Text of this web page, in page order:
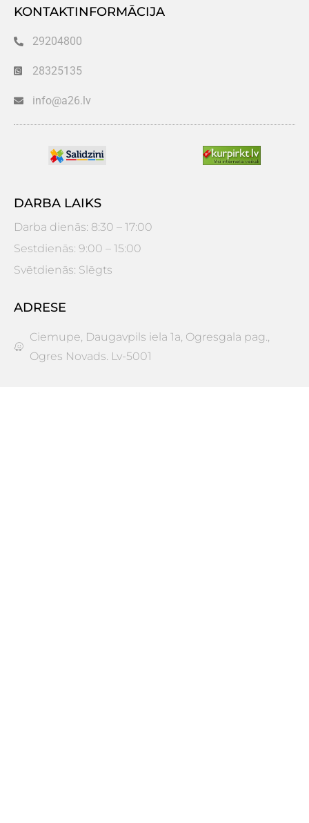
KONTAKTINFORMĀCIJA
29204800
28325135
info@a26.lv
DARBA LAIKS
Darba dienās: 8:30 – 17:00
Sestdienās: 9:00 – 15:00
Svētdienās: Slēgts
ADRESE
Ciemupe, Daugavpils iela 1a, Ogresgala pag.,
Ogres Novads. Lv-5001